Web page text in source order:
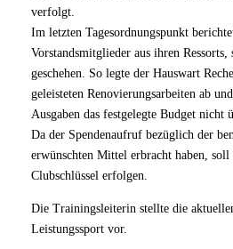
verfolgt.
Im letzten Tagesordnungspunkt
Vorstandsmitglieder aus ihren
geschehen. So legte der Hauswart
geleisteten Renovierungsarbeiten ab
Ausgaben das festgelegte Budget nicht
Da der Spendenaufruf bezüglich der
erwünschten Mittel erbracht haben,
Clubschlüssel erfolgen.
Die Trainingsleiterin stellte die
Leistungssport vor.